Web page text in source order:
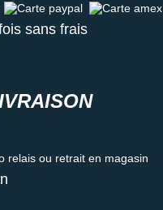
Carte paypal Carte amex
sans frais
ou retrait en magasin